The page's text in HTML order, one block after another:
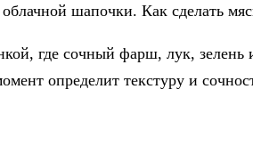
шапочки. Как сделать
где сочный фарш, лук,
определит текстуру и